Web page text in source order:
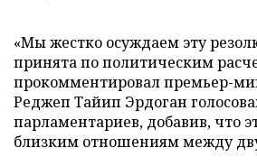
«Мы жестко осуждаем эту
принята по политическим
прокомментировал премьер-
Реджеп Тайип Эрдоган
парламентариев, добавив, что
близким отношениям между